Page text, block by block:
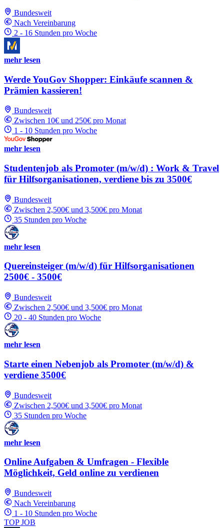
Bundesweit
Nach Vereinbarung
2 - 16 Stunden pro Woche
mehr lesen
Werde YouGov Shopper: Einkäufe scannen &
Prämien kassieren!
Bundesweit
Zwischen 10€ und 250€ pro Monat
1 - 10 Stunden pro Woche
mehr lesen
Studentenjob als Promoter (m/w/d) : Work & Travel
für Hilfsorganisationen, verdiene bis zu 3500€
Bundesweit
Zwischen 2,500€ und 3,500€ pro Monat
35 Stunden pro Woche
mehr lesen
Quereinsteiger (m/w/d) für Hilfsorganisationen
2500€ - 3500€
Bundesweit
Zwischen 2,500€ und 3,500€ pro Monat
20 - 40 Stunden pro Woche
mehr lesen
Starte einen Nebenjob als Promoter (m/w/d) &
verdiene 3500€
Bundesweit
Zwischen 2,500€ und 3,500€ pro Monat
35 Stunden pro Woche
mehr lesen
Online Aufgaben & Umfragen - Flexible
Möglichkeit, Geld online zu verdienen
Bundesweit
Nach Vereinbarung
1 - 10 Stunden pro Woche
TOP JOB